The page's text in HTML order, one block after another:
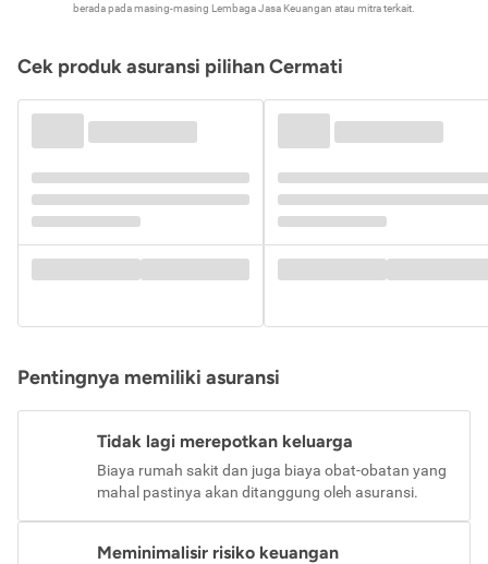
berada pada masing-masing Lembaga Jasa Keuangan atau mitra terkait.
Cek produk asuransi pilihan Cermati
Pentingnya memiliki asuransi
Tidak lagi merepotkan keluarga
Biaya rumah sakit dan juga biaya obat-obatan yang
mahal pastinya akan ditanggung oleh asuransi.
Meminimalisir risiko keuangan